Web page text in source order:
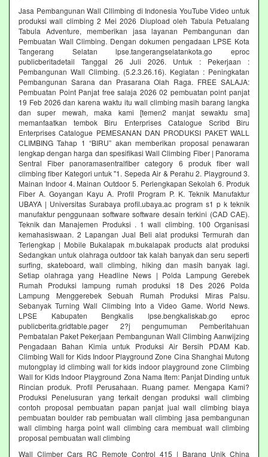
Jasa Pembangunan Wall Cllimbing di Indonesia YouTube Video untuk
produksi wall climbing 2 Mei 2026 Diupload oleh Tabula Petualang
Tabula Adventure, memberikan jasa layanan Pembangunan dan
Pembuatan Wall Climbing. Dengan dokumen pengadaan LPSE Kota
Tangerang Selatan lpse.tangerangselatankota.go eproc
publicberitadetail Tanggal 26 Juli 2026. Untuk : Pekerjaan :
Pembangunan Wall Climbing. (5.2.3.26.16). Kegiatan : Peningkatan
Pembangunan Sarana dan Prasarana Olah Raga. FREE SALAJA:
Pembuatan Point Panjat free salaja 2026 02 pembuatan point panjat
19 Feb 2026 dan karena waktu itu wall climbing masih barang langka
dan super mewah, maka kami [temen2 manjat sewaktu sma]
memanfaatkan tembok Biru Enterprises Catalogue Scribd Biru
Enterprises Catalogue PEMESANAN DAN PRODUKSI PAKET WALL
CLIMBING Tahap 1 “BIRU” akan memberikan proposal penawaran
lengkap dengan harga dan spesifikasi Wall Climbing Fiber | Panorama
Sentral Fiber panoramasentralfiber category 6 produk fiber wall
climbing fiber Kategori untuk "1. Sepeda Air & Perahu 2. Playground 3.
Mainan Indoor 4. Mainan Outdoor 5. Perlengkapan Sekolah 6. Produk
Fiber A. Goyangan Kayu A. Profil Program P. K. Teknik Manufaktur
UBAYA | Universitas Surabaya profil.ubaya.ac program s1 p k teknik
manufaktur penggunaan software software desain terkini (CAD CAE).
Teknik dan Manajemen Produksi . 1 wall climbing. 100 Organisasi
kemahasiswaan. 2 Lapangan Jual Beli alat produksi Termurah dan
Terlengkap | Mobile Bukalapak m.bukalapak products alat produksi
Sedangkan untuk olahraga outdoor tak kalah banyak dan seru seperti
surfing, skateboard, wall climbing, hiking dan masih banyak lagi.
Setiap olahraga yang Headline News | Polda Lampung Gerebek
Rumah Produksi lampung rumah produksi 18 Des 2026 Polda
Lampung Menggerebek Sebuah Rumah Produksi Miras Palsu.
Sebanyak Turning Wall Climbing Into a Video Game. World News.
LPSE Kabupaten Bengkalis lpse.bengkaliskab.go eproc
publicberita.gridtable.pager 2?j pengumuman Pemberitahuan
Pembatalan Paket Pekerjaan Pembangunan Wall Climbing Aanwijzing
Pengadaan Bahan Kimia untuk Produksi Air Bersih PDAM Kab.
Climbing Wall for Kids Indoor Playground Zone Cina Shanghai Mutong
mutongplay id climbing wall for kids indoor playground zone Climbing
Wall for Kids Indoor Playground Zona Nama Item: Panjat Dinding untuk
Rincian produk. Profil Perusahaan. Ruang pamer. Mengapa Kami?
Produksi Penelusuran yang terkait dengan produksi wall climbing
contoh proposal pembuatan papan panjat jual wall climbing biaya
pembuatan boulder rab pembuatan wall climbing jasa pembangunan
wall climbing harga point wall climbing cara membuat wall climbing
proposal pembuatan wall climbing
Wall Climber Cars RC Remote Control 415 | Barang Unik China